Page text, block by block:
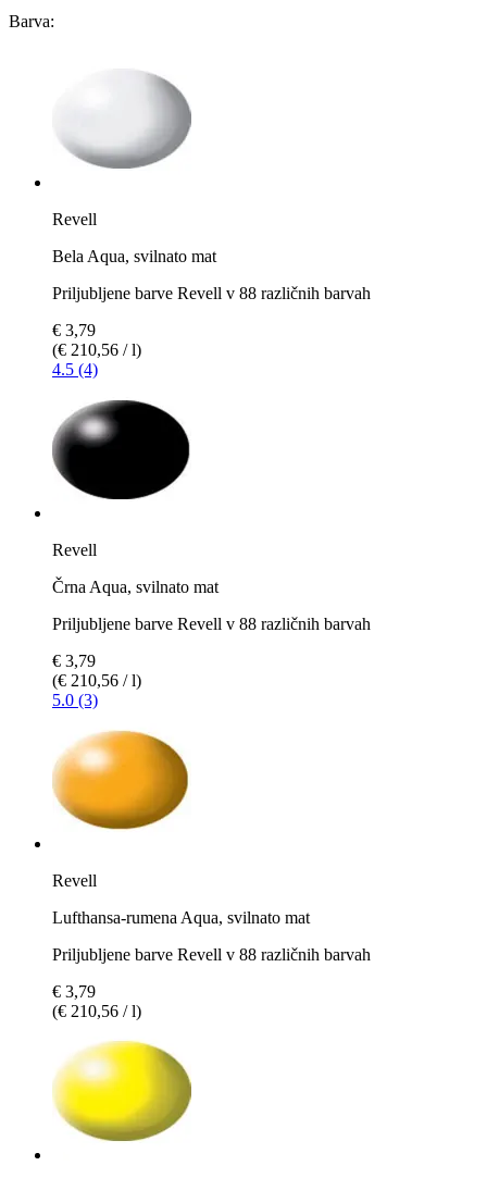
Barva:
Revell
Bela Aqua, svilnato mat
Priljubljene barve Revell v 88 različnih barvah
€ 3,79
(€ 210,56 / l)
4.5 (4)
Revell
Črna Aqua, svilnato mat
Priljubljene barve Revell v 88 različnih barvah
€ 3,79
(€ 210,56 / l)
5.0 (3)
Revell
Lufthansa-rumena Aqua, svilnato mat
Priljubljene barve Revell v 88 različnih barvah
€ 3,79
(€ 210,56 / l)